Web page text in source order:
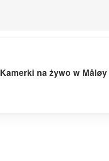
Kamerki na żywo w Måløy